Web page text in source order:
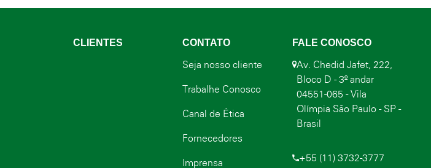
CLIENTES CONTATO
Seja nosso cliente
Trabalhe Conosco
Canal de Ética
Fornecedores
Imprensa
FALE CONOSCO
Av. Chedid Jafet, 222,
Bloco D - 3º andar
04551-065 - Vila
Olímpia São Paulo - SP -
Brasil
+55 (11) 3732-3777